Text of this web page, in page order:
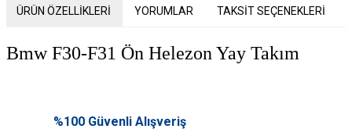
ÜRÜN ÖZELLİKLERİ YORUMLAR TAKSİT SEÇENEKLERİ
Bmw F30-F31 Ön Helezon Yay Takım
Bu ürüne ilk yorumu siz yapın!
yetersiz gördüğünüz noktaları öneri formunu kullanarak tarafımıza
iletebilirsiniz.
%100 Güvenli Alışveriş